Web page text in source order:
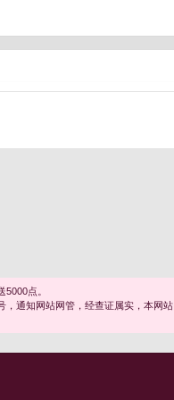
点。
，通知网站网管，经查证属实，本网站